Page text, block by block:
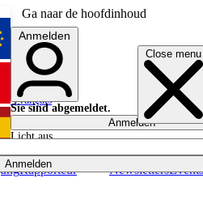
Ga naar de hoofdinhoud
Close menu
Anmelden
Rapporteur NewslettersEvents
English
Français
Anmelden
Sie sind abgemeldet.
Anmelden
Licht aus